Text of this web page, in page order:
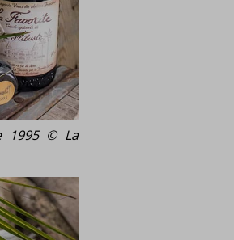
1995 © La